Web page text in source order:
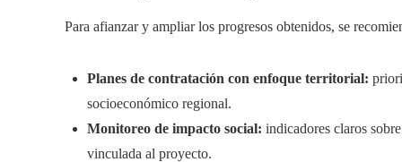
Para afianzar y ampliar los progresos obtenidos, se
Planes de contratación con enfoque territorial:
socioeconómico regional.
Monitoreo de impacto social: indicadores claros
vinculada al proyecto.